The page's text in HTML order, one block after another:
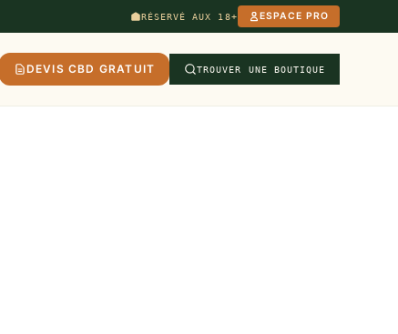
RÉSERVÉ AUX 18+ ESPACE PRO
DEVIS CBD GRATUIT TROUVER UNE BOUTIQUE